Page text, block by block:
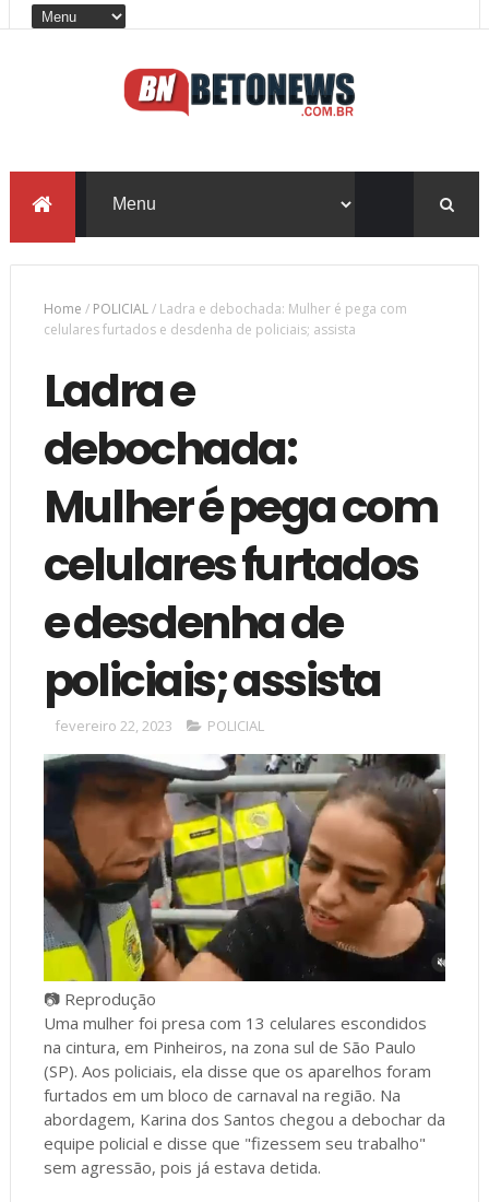
Home / POLICIAL/ Ladra e debochada: Mulher é pega com
celulares furtados e desdenha de policiais; assista
Ladra e
debochada:
Mulher é pega com
celulares furtados
e desdenha de
policiais; assista
fevereiro 22, 2023 POLICIAL
📷 Reprodução
Uma mulher foi presa com 13 celulares escondidos
na cintura, em Pinheiros, na zona sul de São Paulo
(SP). Aos policiais, ela disse que os aparelhos foram
furtados em um bloco de carnaval na região. Na
abordagem, Karina dos Santos chegou a debochar da
equipe policial e disse que "fizessem seu trabalho"
sem agressão, pois já estava detida.